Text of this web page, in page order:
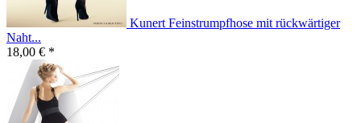
Kunert Feinstrumpfhose mit rückwärtiger
Naht...
18,00 € *